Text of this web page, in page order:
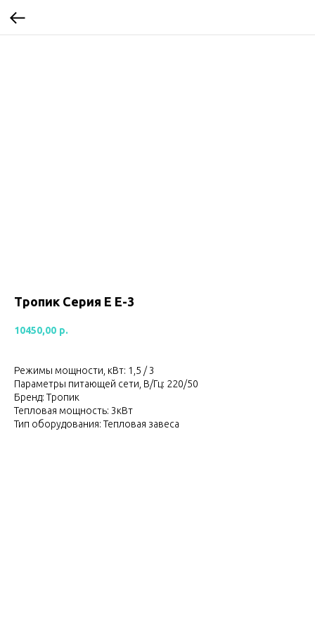
Тропик Серия Е Е-3
10450,00 р.
Режимы мощности, кВт: 1,5 / 3
Параметры питающей сети, В/Гц: 220/50
Бренд: Тропик
Тепловая мощность: 3кВт
Тип оборудования: Тепловая завеса